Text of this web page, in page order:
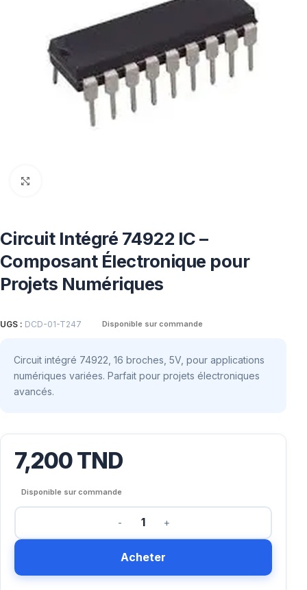
Circuit Intégré 74922 IC –
Composant Électronique pour
Projets Numériques
UGS : DCD-01-T247 Disponible sur commande
Circuit intégré 74922, 16 broches, 5V, pour applications
numériques variées. Parfait pour projets électroniques
avancés.
7,200TND
Disponible sur commande
Acheter